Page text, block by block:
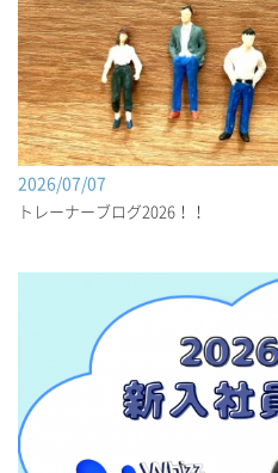
2026/07/07
トレーナーブログ2026！！